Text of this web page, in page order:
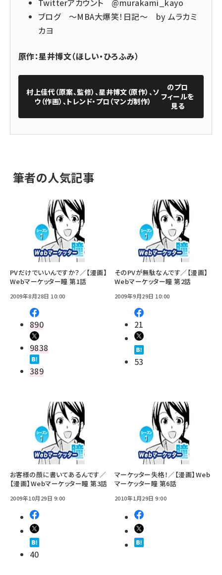
Twitterアカウント @murakami_kayo
ブログ ～MBA大爆笑！日記～ by ムラカミ
カヨ
原作：星井博文（ほしい・ひろふみ）
村上佳代（原案、監修）、星井博文（原作）、ソ
ウ（作画）、トレンド・プロ（マンガ制作）
のプロ
フィールを
見る
筆者の人気記事
PVだけでいいんですか？／【漫画】
Webマーケッター瞳 第1話
2009年8月28日 10:00
890
9838
389
そのPVが無駄なんです／【漫画】
Webマーケッター瞳 第2話
2009年9月29日 10:00
21
53
お客様の顔に書いてあるんです／
【漫画】Webマーケッター瞳 第3話
2009年10月29日 9:00
40
マーケッター失格！／【漫画】Web
マーケッター瞳 第6話
2010年1月29日 9:00